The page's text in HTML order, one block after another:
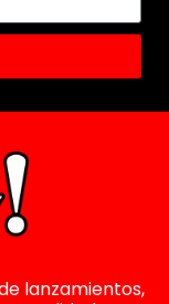
lanzamientos,